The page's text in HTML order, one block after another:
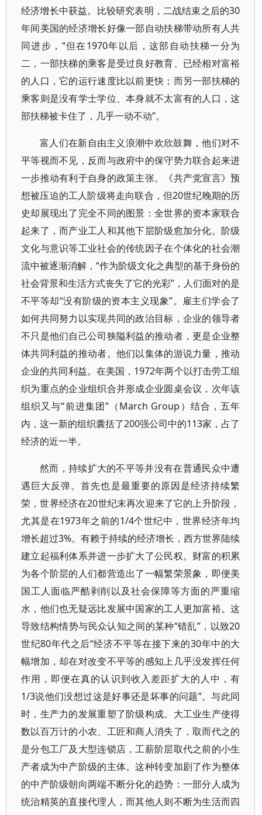
经济增长中获益。比较研究表明，二战结束之后的30
年间美国的经济增长好像一部自动扶梯带动所有人共
同进步，“但在1970年以后，这部自动扶梯一分为
二，一部扶梯的乘客是受过良好教育、已经相对富裕
的人口，它的运行速度比以前更快；而另一部扶梯的
乘客则是没有学士学位、本身就不太富有的人口，这
部扶梯被卡住了，几乎一动不动”。
富人们在新自由主义浪潮中欢欣鼓舞，他们对不
平等视而不见，反而与政府中的保守势力联合起来进
一步推动有利于自身的政策主张。《共产党宣言》预
想被压迫的工人阶级将走向联合，但20世纪晚期的历
史却展现出了完全不同的图景：全世界的资本家联合
起来了，而产业工人和其他下层阶级愈加分化。阶级
文化与意识等工业社会的传统因子在个体化的社会潮
流中被逐渐消解，“作为阶级文化之典型的基于身份的
社会背景和生活方式丧失了它的光彩”，人们面对的是
不平等却“没有阶级的资本主义现象”。雇主们学会了
如何共同努力以实现共同的政治目标，企业的领导者
不只是他们自己公司狭隘利益的推动者，更是企业整
体共同利益的推动者。他们以集体的游说力量，推动
企业的共同利益。在美国，1972年两个以打击劳工组
织为重点的企业组织合并形成企业圆桌会议，次年该
组织又与“前进集团”（March Group）结合，五年
内，这一新的组织囊括了200强公司中的113家，占了
经济的近一半。
然而，持续扩大的不平等并没有在普通民众中遭
遇巨大反弹。首先也是最重要的原因是经济持续繁
荣，世界经济在20世纪末再次迎来了它的上升阶段，
尤其是在1973年之前的1/4个世纪中，世界经济年均
增长超过3%。有赖于持续的经济增长，西方世界陆续
建立起福利体系并进一步扩大了公民权。财富的积累
为各个阶层的人们都营造出了一幅繁荣景象，即便美
国工人面临严酷剥削以及社会保障等方面的严重缩
水，他们也无疑远比发展中国家的工人更加富裕。这
导致结构情势与民众认知之间的某种“错乱”，以致20
世纪80年代之后“经济不平等在接下来的30年中的大
幅增加，却在对改变不平等的感知上几乎没发挥任何
作用，即便在真的认识到收入差距扩大的人中，有
1/3说他们没想过这是好事还是坏事的问题”。与此同
时，生产力的发展重塑了阶级构成。大工业生产使得
数以百万计的小农、工匠和商人消失了，取而代之的
是分包工厂及大型连锁店，工薪阶层取代之前的小生
产者成为中产阶级的主体。这种转变加剧了作为整体
的中产阶级朝向两端不断分化的趋势：一部分人成为
统治精英的直接代理人，而其他人则不断为生活而四